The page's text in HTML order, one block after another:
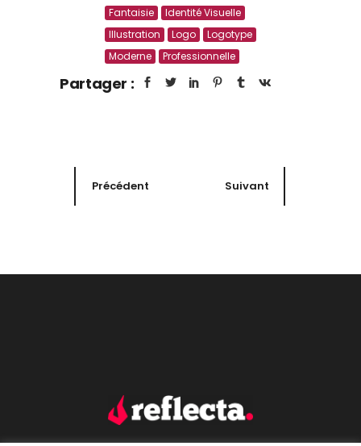
Fantaisie
Identité Visuelle
Illustration
Logo
Logotype
Moderne
Professionnelle
Partager :
Précédent Suivant